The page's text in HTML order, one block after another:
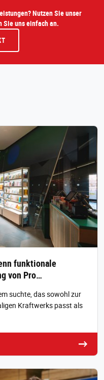
Nutzen Sie unser
uns einfach an.
funktionale
von Pro…
suchte, das sowohl zur
Kraftwerks passt als